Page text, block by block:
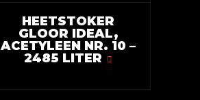
HEETSTOKER
GLOOR IDEAL,
ACETYLEEN NR. 10 –
2485 LITER